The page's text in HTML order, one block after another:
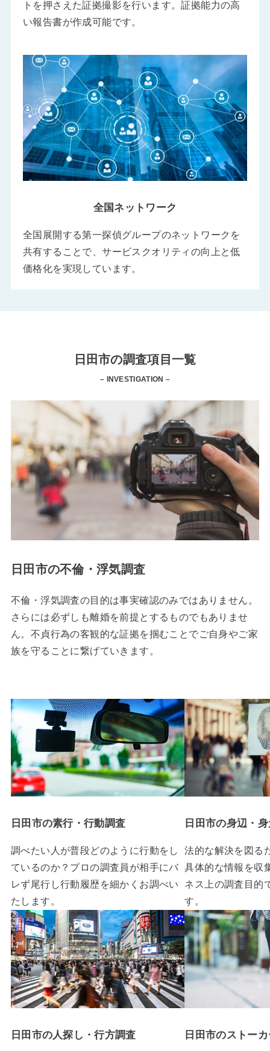
トを押さえた証拠撮影を行います。証拠能力の高
い報告書が作成可能です。
全国ネットワーク
全国展開する第一探偵グループのネットワークを
共有することで、サービスクオリティの向上と低
価格化を実現しています。
日田市の調査項目一覧
– INVESTIGATION –
日田市の不倫・浮気調査
不倫・浮気調査の目的は事実確認のみではありません。
さらには必ずしも離婚を前提とするものでもありませ
ん。不貞行為の客観的な証拠を掴むことでご自身やご家
族を守ることに繋げていきます。
日田市の素行・行動調査
調べたい人が普段どのように行動をし
ているのか？プロの調査員が相手にバ
レず尾行し行動履歴を細かくお調べい
たします。
日田市の身辺・
法的な解決を図る
具体的な情報を収
ネス上の調査目的
す。
日田市の人探し・行方調査 日田市のストー